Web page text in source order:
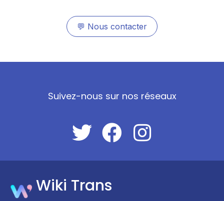
💬 Nous contacter
Suivez-nous sur nos réseaux
Wiki Trans